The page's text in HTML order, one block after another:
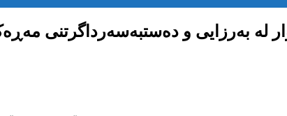
لە بەرزایی و دەستبەسەرداگرتنی